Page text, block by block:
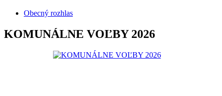
Obecný rozhlas
KOMUNÁLNE VOĽBY 2026